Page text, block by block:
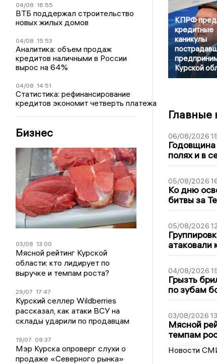
04/08 16:55
ВТБ поддержал строительство
новых жилых домов
04/08 15:53
Аналитика: объем продаж
кредитов наличными в России
вырос на 64%
04/08 14:51
Статистика: рефинансирование
кредитов экономит четверть платежа
Бизнес
03/08 13:00
Мясной рейтинг Курской
области: кто лидирует по
выручке и темпам роста?
29/07 17:47
Курский селлер Wildberries
рассказал, как атаки ВСУ на
склады ударили по продавцам
19/07 09:37
Мэр Курска опроверг слухи о
продаже «Северного рынка»
КПРФ
кредитные
каникулы
Курской
Главные
06/08/2026
Годовщина
полях и в
05/08/2026
Ко дню
битвы за
05/08/2026
атаковали
04/08/2026
Грызть
по зубам
03/08/2026
Мясной
темпам
Новости